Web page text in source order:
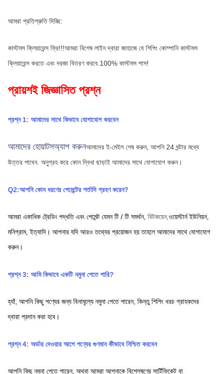
আমরা প্রতিশ্রুতি দিচ্ছি:
কাস্টমস ক্লিয়ারেন্স ফ্রি!!!আমরা বিশেষ লাইন দ্বারা জাহাজে যে শিপিং কোম্পানি কাস্টমস
ক্লিয়ারেন্স করতে এবং দরজা বিতরণ করবে.100% কাস্টমস পাস!
প্রায়শই জিজ্ঞাসিত প্রশ্ন
প্রশ্ন 1: আমাদের সাথে কিভাবে যোগাযোগ করবেন
আমাদের হোয়াটসঅ্যাপ করুনআমাদের ই-মেইল শেষ করুন, আপনি 24 ঘন্টার মধ্যে
উত্তর পাবেন. অনুগ্রহ করে কোন দ্বিধা ছাড়াই আমাদের সাথে যোগাযোগ করুন।
Q2:আপনি কোন ধরণের পেমেন্টের শর্তাদি গ্রহণ করেন?
আমরা একাধিক ট্রেডিং পদ্ধতি এবং পেমেন্ট যেমন টি / টি সমর্থন, বিটকয়েন,ওয়েস্টার্ন ইউনিয়ন,
মনিগ্রাম, ইত্যাদি। আপনার যদি আরও তথ্যের প্রয়োজন হয় তাহলে আমাদের সাথে যোগাযোগ
করুন।
প্রশ্ন 3: আমি কিভাবে একটি নমুনা পেতে পারি?
হ্যাঁ, আপনি কিছু পণ্যের জন্য বিনামূল্যে নমুনা পেতে পারেন, কিন্তু শিপিং খরচ গ্রাহকদের
দ্বারা প্রদান করা হবে।
প্রশ্ন 4: অর্ডার দেওয়ার আগে পণ্যের গুণমান কীভাবে নিশ্চিত করবেন
আপনি কিছু নমুনা পেতে পারেন, অথবা আমরা আপনাকে বিশ্লেষণের সার্টিফিকেট বা